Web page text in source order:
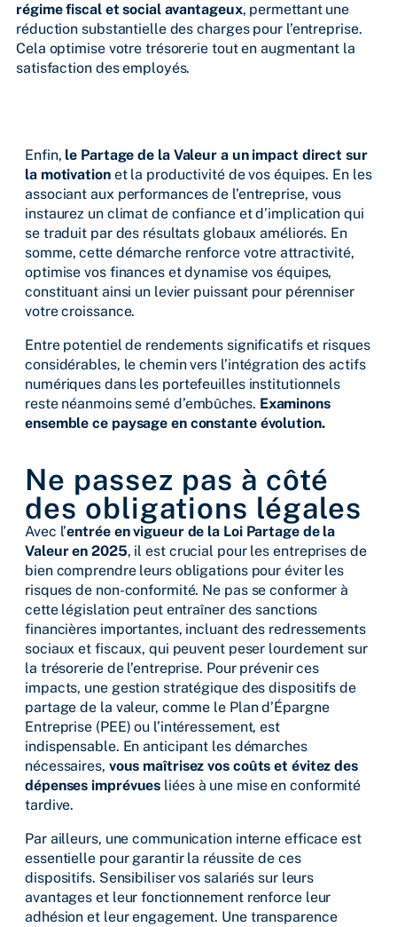
régime fiscal et social avantageux, permettant une
réduction substantielle des charges pour l’entreprise.
Cela optimise votre trésorerie tout en augmentant la
satisfaction des employés.
Enfin, le Partage de la Valeur a un impact direct sur
la motivationet la productivité de vos équipes. En les
associant aux performances de l’entreprise, vous
instaurez un climat de confiance et d’implication qui
se traduit par des résultats globaux améliorés. En
somme, cette démarche renforce votre attractivité,
optimise vos finances et dynamise vos équipes,
constituant ainsi un levier puissant pour pérenniser
votre croissance.
Entre potentiel de rendements significatifs et risques
considérables, le chemin vers l’intégration des actifs
numériques dans les portefeuilles institutionnels
reste néanmoins semé d’embûches. Examinons
ensemble ce paysage en constante évolution.
Ne passez pas à côté
des obligations légales
Avec l’entrée en vigueur de la Loi Partage de la
Valeur en 2025, il est crucial pour les entreprises de
bien comprendre leurs obligations pour éviter les
risques de non-conformité. Ne pas se conformer à
cette législation peut entraîner des sanctions
financières importantes, incluant des redressements
sociaux et fiscaux, qui peuvent peser lourdement sur
la trésorerie de l’entreprise. Pour prévenir ces
impacts, une gestion stratégique des dispositifs de
partage de la valeur, comme le Plan d’Épargne
Entreprise (PEE) ou l’intéressement, est
indispensable. En anticipant les démarches
nécessaires, vous maîtrisez vos coûts et évitez des
dépenses imprévues liées à une mise en conformité
tardive.
Par ailleurs, une communication interne efficace est
essentielle pour garantir la réussite de ces
dispositifs. Sensibiliser vos salariés sur leurs
avantages et leur fonctionnement renforce leur
adhésion et leur engagement. Une transparence